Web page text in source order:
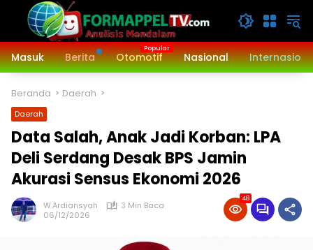
Langsung
konten
Masuk
Berita Otomotif Nasional
Beranda Daerah
Daerah
‎Data Salah, Anak Jadi Korban: LPA
Deli Serdang Desak BPS Jamin
Akurasi Sensus Ekonomi 2026
W.Ardiansyah
3 Min Baca
06/12/2026
48